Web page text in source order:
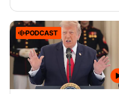
PODCAST